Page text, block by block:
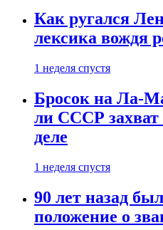
Как ругался
лексика вождя
1 неделя спустя
Бросок на Ла-
ли СССР
деле
1 неделя спустя
90 лет назад
положение о